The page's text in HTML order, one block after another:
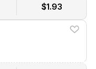
$1.93